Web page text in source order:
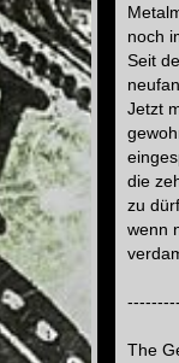
noch
Seit
Jetzt
die
zu
wenn
The